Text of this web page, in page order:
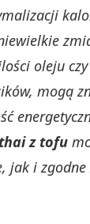
oleju
mogą
z tofu
jak i